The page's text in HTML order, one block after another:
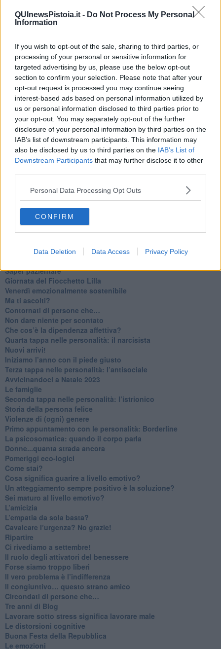
QUInewsPistoia.it - Do Not Process My Personal
Information
If you wish to opt-out of the sale, sharing to third parties, or
processing of your personal or sensitive information for
targeted advertising by us, please use the below opt-out
section to confirm your selection. Please note that after your
opt-out request is processed you may continue seeing
interest-based ads based on personal information utilized by
us or personal information disclosed to third parties prior to
your opt-out. You may separately opt-out of the further
disclosure of your personal information by third parties on the
IAB’s list of downstream participants. This information may
also be disclosed by us to third parties on the IAB’s List of
Downstream Participants that may further disclose it to other
Personal Data Processing Opt Outs
CONFIRM
Data Deletion Data Access Privacy Policy
​Il diritto ad essere disconnessi
​Il pensiero dicotomico e la salute mentale
​La Clownterapia
​Differenze tra persone frustrate e non
L’invisibile fatica mentale
Vacanze a km zero
​Buone Vacan(si)e!
​Il lato positivo delle cose
​Storie antiche di tempi moderni
​Quello che alle mamme non dicono
Adultescenza
Homo imbecillis
​4 anni di Blog
Quando il silenzio è aggressivo
​Il passato, questo conosciuto!
​L’uomo o l’orso?
Non hanno un amico a teatro​
​Tutta una questione di rispetto
​Cose che ci esauriscono
​Vespa che passione!
​Parole d’amore regalate al vento
​Saper pazientare
​Giornata del Fiocchetto Lilla
​Venerdì emozionalmente sostenibile
Ma ti ascolti?
Contornati di persone che…
Non dare niente per scontato
Che cos’è la dipendenza affettiva?
Quarta tappa nelle personalità: il narcisista
​Nuovi arrivi!
​Iniziamo l’anno con il piede giusto
​Terza tappa nelle personalità: l’antisociale
​Avvicinandoci a Natale 2023
Le famiglie
Seconda tappa nelle personalità: l’istrionico
​Storia della persona felice
Violenze di (ogni) genere
​Primo appuntamento con le personalità: Borderline
La psicosomatica: quando il corpo parla
Donne...quanta strada ancora
​Pomeriggi eco-logici
​Come stai?
Cosa significa guarire a livello emotivo?
​Un atteggiamento sempre positivo è la soluzione?
​Sei maturo al livello emotivo?
​L’amicizia
​L’empatia da sola basta?
​Cavalcare l’urgenza? No grazie!
Ripartire
​Ci rivediamo a settembre!
​Il ruolo degli attivatori del benessere
​Forse siamo troppo liberi
​Il vero problema è l’indifferenza
​Il congiuntivo… questo strano amico
​Circondati di persone che…
​Tre anni di Blog
​Lavorare sotto stress significa lavorare male
​Le distorsioni cognitive
​Buona Festa della Repubblica
Le emozioni